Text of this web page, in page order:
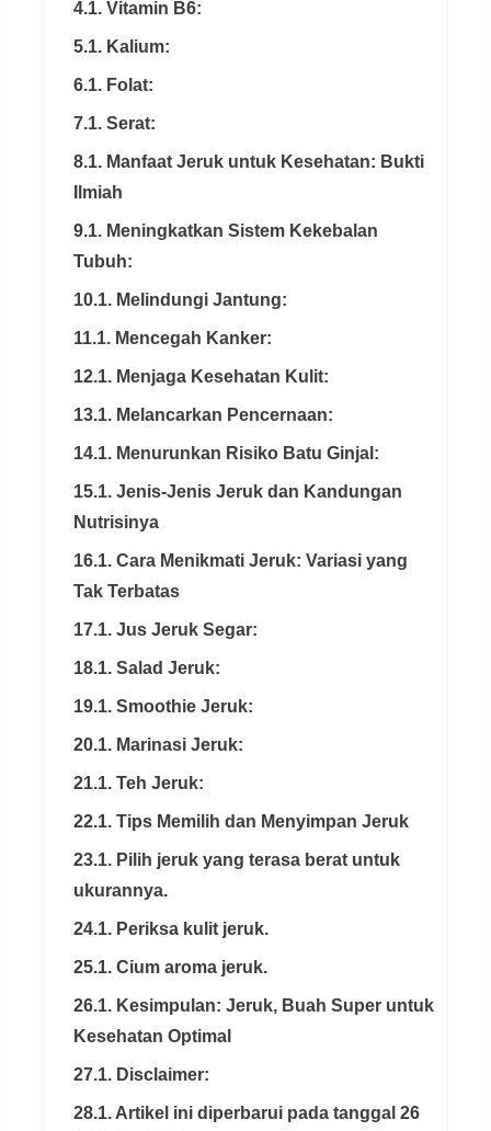
4.1. Vitamin B6:
5.1. Kalium:
6.1. Folat:
7.1. Serat:
8.1. Manfaat Jeruk untuk Kesehatan: Bukti
Ilmiah
9.1. Meningkatkan Sistem Kekebalan
Tubuh:
10.1. Melindungi Jantung:
11.1. Mencegah Kanker:
12.1. Menjaga Kesehatan Kulit:
13.1. Melancarkan Pencernaan:
14.1. Menurunkan Risiko Batu Ginjal:
15.1. Jenis-Jenis Jeruk dan Kandungan
Nutrisinya
16.1. Cara Menikmati Jeruk: Variasi yang
Tak Terbatas
17.1. Jus Jeruk Segar:
18.1. Salad Jeruk:
19.1. Smoothie Jeruk:
20.1. Marinasi Jeruk:
21.1. Teh Jeruk:
22.1. Tips Memilih dan Menyimpan Jeruk
23.1. Pilih jeruk yang terasa berat untuk
ukurannya.
24.1. Periksa kulit jeruk.
25.1. Cium aroma jeruk.
26.1. Kesimpulan: Jeruk, Buah Super untuk
Kesehatan Optimal
27.1. Disclaimer:
28.1. Artikel ini diperbarui pada tanggal 26